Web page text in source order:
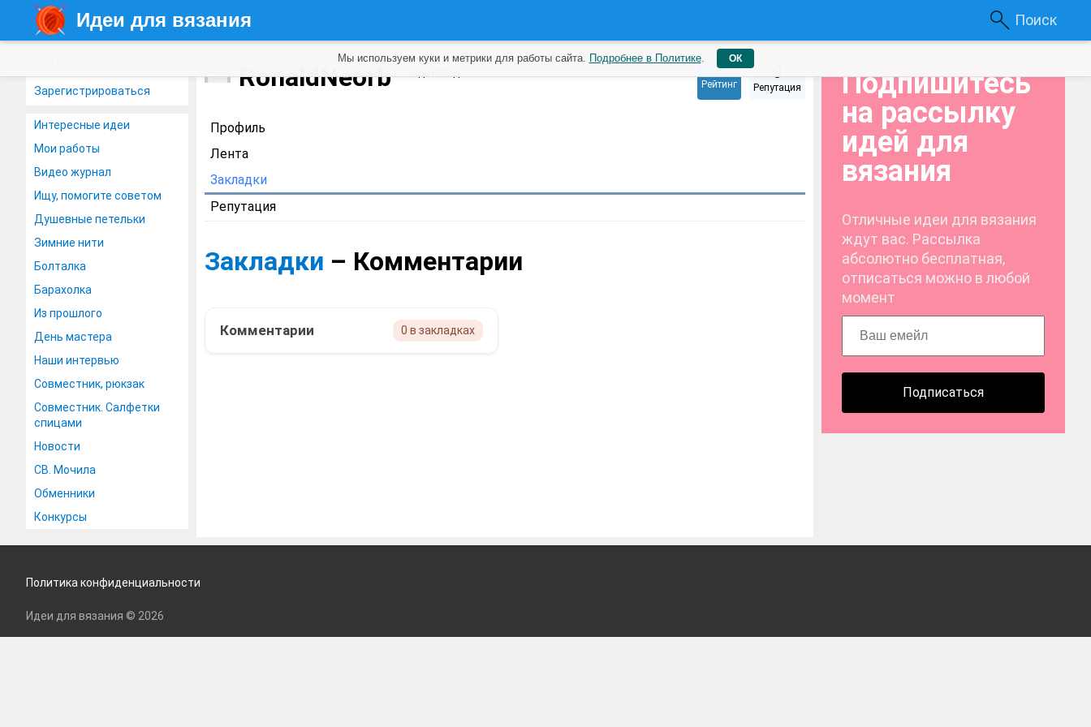
Идеи для вязания Поиск
Зарегистрироваться
Интересные идеи
Мои работы
Видео журнал
Ищу, помогите советом
Душевные петельки
Зимние нити
Болталка
Барахолка
Из прошлого
День мастера
Наши интервью
Совместник, рюкзак
Совместник. Салфетки
спицами
Новости
СВ. Мочила
Обменники
Конкурсы
RonaldNeorb 0
Рейтинг
0
Репутация
Профиль
Лента
Закладки
Репутация
Закладки – Комментарии
Комментарии 0 в закладках
Подпишитесь
на рассылку
идей для
вязания
Отличные идеи для вязания
ждут вас. Рассылка
абсолютно бесплатная,
отписаться можно в любой
момент
Подписаться
Мы используем куки и метрики для работы сайта. Подробнее в Политике. ОК
Политика конфиденциальности
Идеи для вязания © 2026